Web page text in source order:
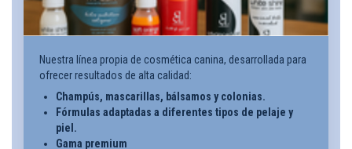
Nuestra línea propia de cosmética canina, desarrollada para
ofrecer resultados de alta calidad:
Champús, mascarillas, bálsamos y colonias.
Fórmulas adaptadas a diferentes tipos de pelaje y
piel.
Gama premium